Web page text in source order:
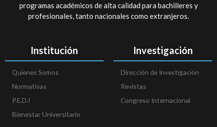
programas académicos de alta calidad para bachilleres y
profesionales, tanto nacionales como extranjeros.
Institución
Quienes Somos
Normativas
P.E.D.I
Bienestar Universitario
Investigación
Dirección de Investigación
Revistas
Congreso Internacional